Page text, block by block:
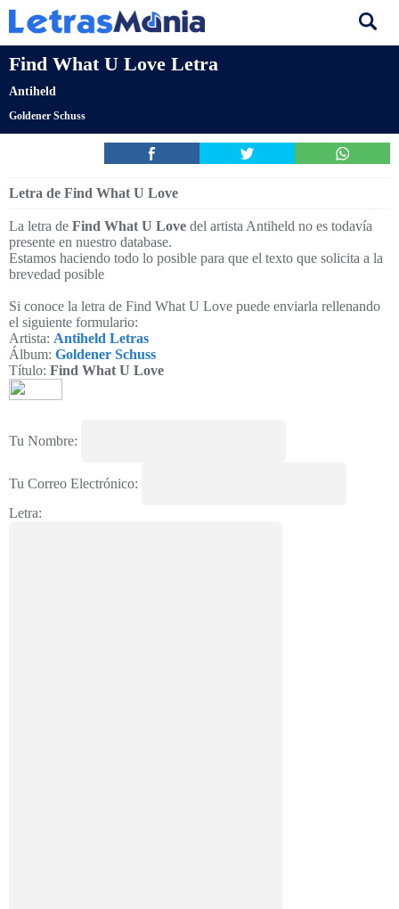
Find What U Love Letra
Antiheld
Goldener Schuss
Letra de Find What U Love
La letra de Find What U Love del artista Antiheld no es todavía
presente en nuestro database.
Estamos haciendo todo lo posible para que el texto que solicita a la
brevedad posible
Si conoce la letra de Find What U Love puede enviarla rellenando
el siguiente formulario:
Artista: Antiheld Letras
Álbum: Goldener Schuss
Título: Find What U Love
Tu Nombre:
Tu Correo Electrónico:
Letra: